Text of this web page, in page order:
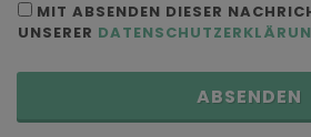
MIT ABSENDEN DIESER
UNSERER
ABSENDEN